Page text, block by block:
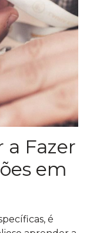
a Fazer
em
é